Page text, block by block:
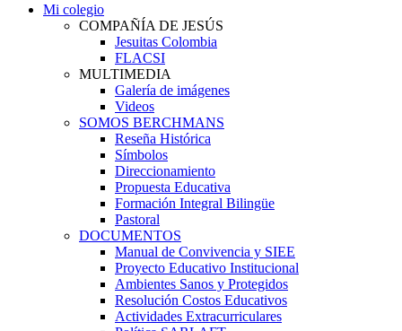
Mi colegio
COMPAÑÍA DE JESÚS
Jesuitas Colombia
FLACSI
MULTIMEDIA
Galería de imágenes
Videos
SOMOS BERCHMANS
Reseña Histórica
Símbolos
Direccionamiento
Propuesta Educativa
Formación Integral Bilingüe
Pastoral
DOCUMENTOS
Manual de Convivencia y SIEE
Proyecto Educativo Institucional
Ambientes Sanos y Protegidos
Resolución Costos Educativos
Actividades Extracurriculares